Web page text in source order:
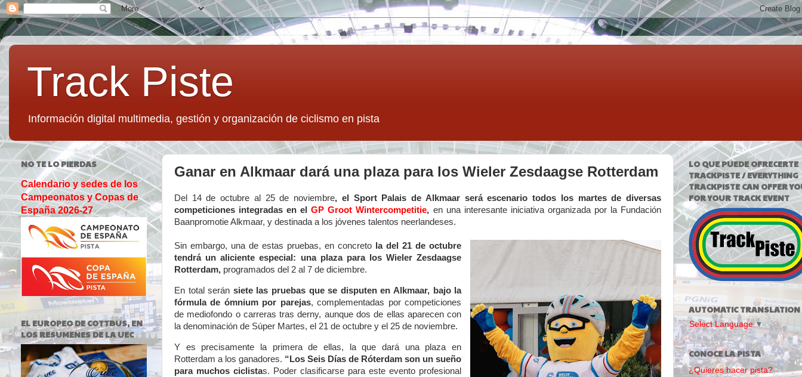
Track Piste
Información digital multimedia, gestión y organización de ciclismo en pista
Ganar en Alkmaar dará una plaza para los Wieler Zesdaagse Rotterdam
Del 14 de octubre al 25 de noviembre, el Sport Palais de Alkmaar será escenario todos los martes de diversas
competiciones integradas en el
GP Groot Wintercompetitie, en una interesante iniciativa organizada por la Fundación
Baanpromotie Alkmaar, y destinada a los jóvenes talentos neerlandeses.
Sin embargo, una de estas pruebas, en concreto
la del 21 de octubre
tendrá un aliciente especial: una plaza para los Wieler Zesdaagse
Rotterdam, programados del 2 al 7 de diciembre.
En total serán siete las pruebas que se disputen en Alkmaar, bajo la
fórmula de ómnium por parejas, complementadas por competiciones
de mediofondo o carreras tras derny, aunque dos de ellas aparecen con
la denominación de Súper Martes, el 21 de octubre y el 25 de noviembre.
Y es precisamente la primera de ellas, la que dará una plaza en
Rotterdam a los ganadores. “Los Seis Días de Róterdam son un sueño
para muchos ciclistas. Poder clasificarse para este evento profesional
NO TE LO PIERDAS
Calendario y sedes de los
Campeonatos y Copas de
España 2026-27
EL EUROPEO DE COTTBUS, EN
LOS RESUMENES DE LA UEC
LO QUE PUEDE OFRECERTE
TRACKPISTE / EVERYTHING
TRACKPISTE CAN OFFER
FOR YOUR TRACK EVENT
AUTOMATIC TRANSLATION
Select Language ▼
CONOCE LA PISTA
¿Quieres hacer pista?